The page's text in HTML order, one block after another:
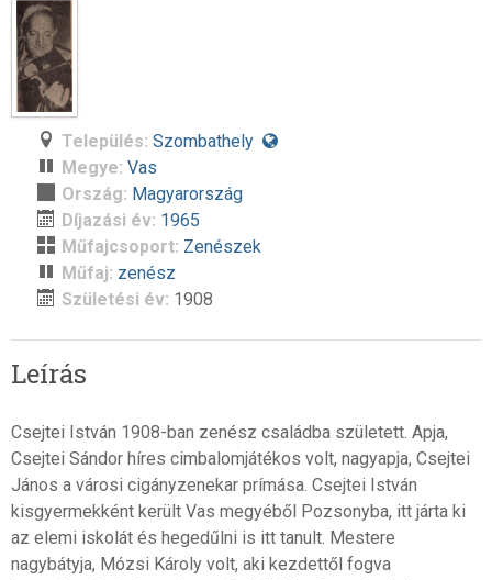
Település: Szombathely
Megye: Vas
Ország: Magyarország
Díjazási év: 1965
Műfajcsoport: Zenészek
Műfaj: zenész
Születési év: 1908
Leírás
Csejtei István 1908-ban zenész családba született. Apja,
Csejtei Sándor híres cimbalomjátékos volt, nagyapja, Csejtei
János a városi cigányzenekar prímása. Csejtei István
kisgyermekként került Vas megyéből Pozsonyba, itt járta ki
az elemi iskolát és hegedűlni is itt tanult. Mestere
nagybátyja, Mózsi Károly volt, aki kezdettől fogva